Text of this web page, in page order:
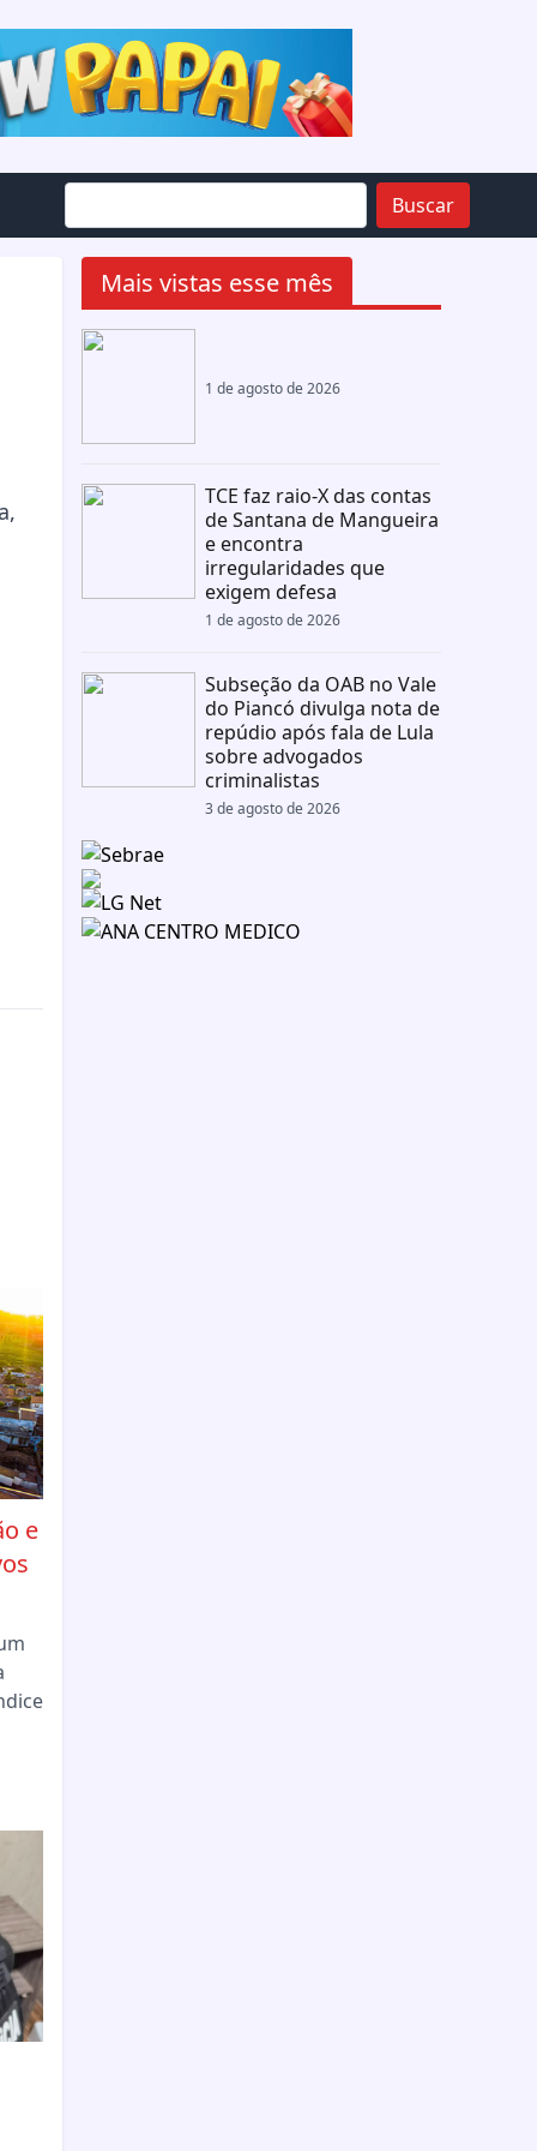
Buscar
e
Mais vistas esse mês
1 de agosto de 2026
TCE faz raio-X das contas
de Santana de Mangueira
e encontra
irregularidades que
exigem defesa
1 de agosto de 2026
Subseção da OAB no Vale
do Piancó divulga nota de
repúdio após fala de Lula
sobre advogados
criminalistas
3 de agosto de 2026